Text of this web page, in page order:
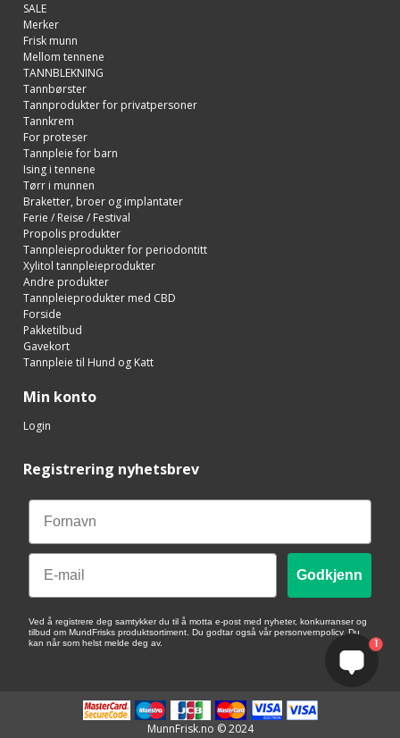
SALE
Merker
Frisk munn
Mellom tennene
TANNBLEKNING
Tannbørster
Tannprodukter for privatpersoner
Tannkrem
For proteser
Tannpleie for barn
Ising i tennene
Tørr i munnen
Braketter, broer og implantater
Ferie / Reise / Festival
Propolis produkter
Tannpleieprodukter for periodontitt
Xylitol tannpleieprodukter
Andre produkter
Tannpleieprodukter med CBD
Forside
Pakketilbud
Gavekort
Tannpleie til Hund og Katt
Min konto
Login
Registrering nyhetsbrev
Email
Godkjenn
Ved å registrere deg samtykker du til å motta e-post med nyheter, konkurranser og
tilbud om MundFrisks produktsortiment. Du godtar også vår personvernpolicy. Du
kan når som helst melde deg av.
MunnFrisk.no © 2024
1